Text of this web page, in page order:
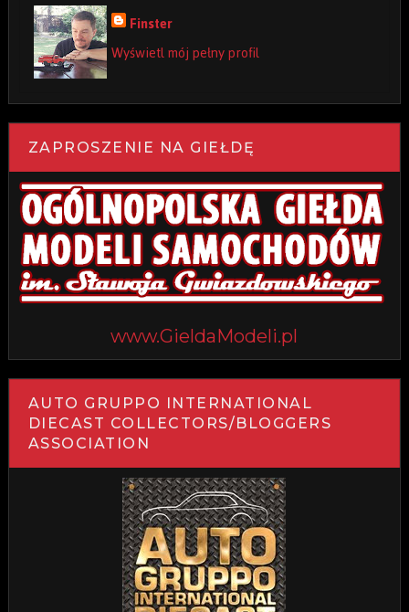
Finster
Wyświetl mój pełny profil
ZAPROSZENIE NA GIEŁDĘ
www.GieldaModeli.pl
AUTO GRUPPO INTERNATIONAL
DIECAST COLLECTORS/BLOGGERS
ASSOCIATION